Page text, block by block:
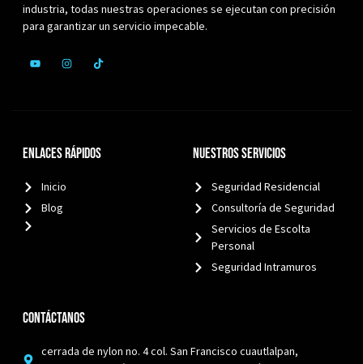
industria, todas nuestras operaciones se ejecutan con precisión
para garantizar un servicio impecable.
Enlaces Rápidos
Inicio
Blog
Nuestros Servicios
Seguridad Residencial
Consultoría de Seguridad
Servicios de Escolta
Personal
Seguridad Intramuros
Contáctanos
cerrada de nylon no. 4 col. San Francisco cuautlalpan,